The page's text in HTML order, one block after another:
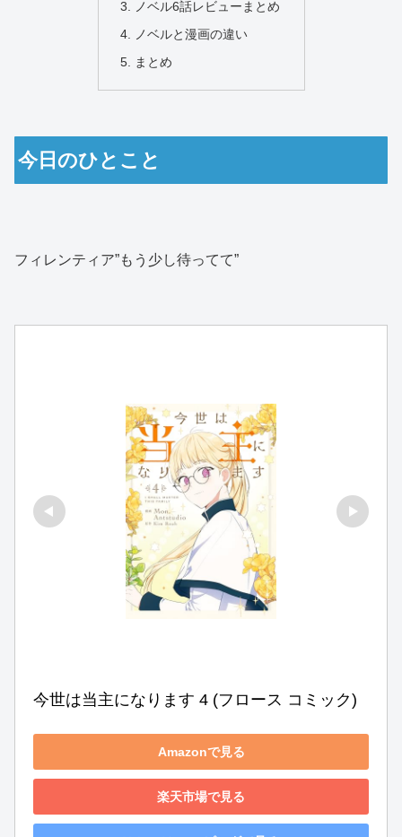
ノベル6話レビューまとめ
ノベルと漫画の違い
まとめ
今日のひとこと
フィレンティア”もう少し待ってて”
今世は当主になります 4 (フロース コミック)
Amazonで見る
楽天市場で見る